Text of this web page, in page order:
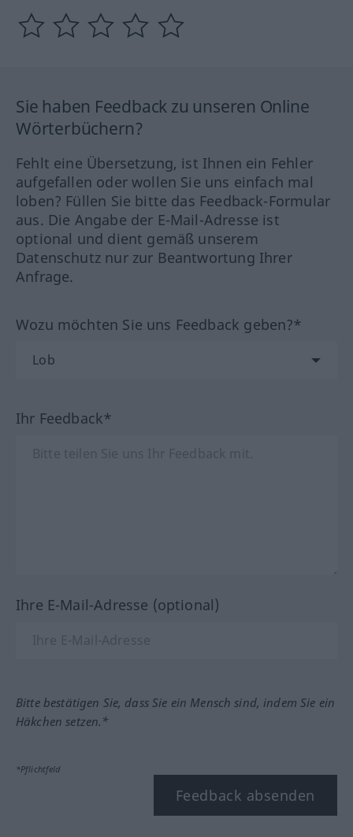
Sie haben Feedback zu unseren Online
Wörterbüchern?
Fehlt eine Übersetzung, ist Ihnen ein Fehler
aufgefallen oder wollen Sie uns einfach mal
loben? Füllen Sie bitte das Feedback-Formular
aus. Die Angabe der E-Mail-Adresse ist
optional und dient gemäß unserem
Datenschutz nur zur Beantwortung Ihrer
Anfrage.
Wozu möchten Sie uns Feedback geben?*
Ihr Feedback*
Ihre E-Mail-Adresse (optional)
Bitte bestätigen Sie, dass Sie ein Mensch sind, indem Sie ein
Häkchen setzen.*
*Pflichtfeld
Feedback absenden